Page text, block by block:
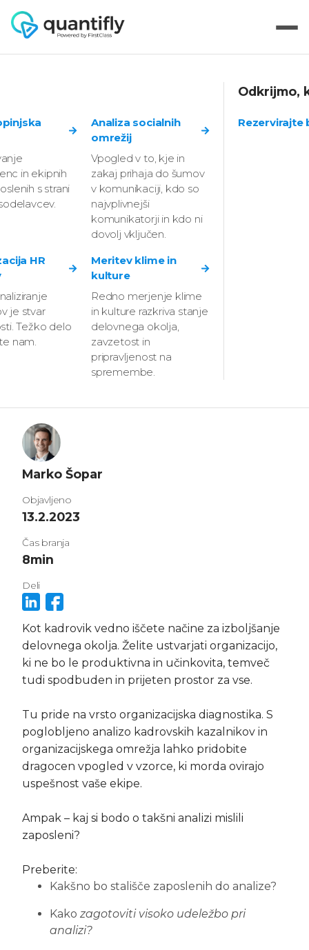
in ekipnih
s strani
Analiza socialnih
omrežij
Vpogled v to, kje in
zakaj prihaja do šumov
v komunikaciji, kdo so
najvplivnejši
komunikatorji in kdo ni
dovolj vključen.
HR
je stvar
Težko delo
nam.
Meritev klime in
kulture
Redno merjenje klime
in kulture razkriva stanje
delovnega okolja,
zavzetost in
pripravljenost na
spremembe.
Odkrijmo,
Rezervirajte
Kako bodo
organizacijsko
diagnostiko sprejeli
zaposleni?
Marko Šopar
Objavljeno
13.2.2023
Čas branja
8min
Deli
Kot kadrovik vedno iščete načine za izboljšanje
delovnega okolja. Želite ustvarjati organizacijo,
ki ne bo le produktivna in učinkovita, temveč
tudi spodbuden in prijeten prostor za vse.
Tu pride na vrsto organizacijska diagnostika. S
poglobljeno analizo kadrovskih kazalnikov in
organizacijskega omrežja lahko pridobite
dragocen vpogled v vzorce, ki morda ovirajo
uspešnost vaše ekipe.
Ampak – kaj si bodo o takšni analizi mislili
zaposleni?
Preberite:
Kakšno bo stališče zaposlenih do analize?
Kako zagotoviti visoko udeležbo pri
analizi?